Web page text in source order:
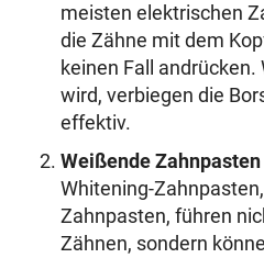
meisten elektrischen
die Zähne mit dem
keinen Fall
wird, verbiegen die
effektiv.
Weißende
Whitening-
Zahnpasten, führen
Zähnen, sondern